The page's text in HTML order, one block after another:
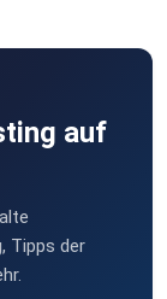
auf
Tipps der